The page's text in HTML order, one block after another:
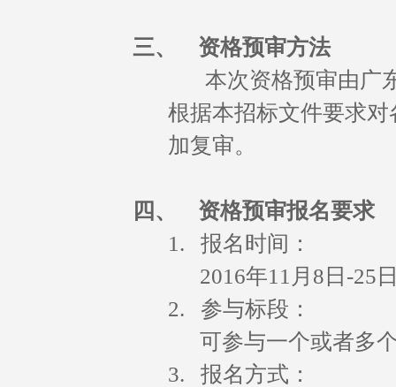
三、 资格预审方法
本次资格预审由广东
根据本招标文件要求
加复审。
四、 资格预审报名要求
1. 报名时间：
2016年11月8日-25
2. 参与标段：
可参与一个或者多
3. 报名方式：